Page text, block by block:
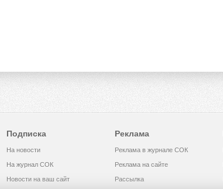
Подписка
На новости
На журнал СОК
Новости на ваш сайт
Реклама
Реклама в журнале СОК
Реклама на сайте
Рассылка